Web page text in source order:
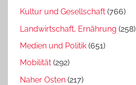
Kultur und Gesellschaft (766)
Landwirtschaft, Ernährung (258)
Medien und Politik (651)
Mobilität (292)
Naher Osten (217)